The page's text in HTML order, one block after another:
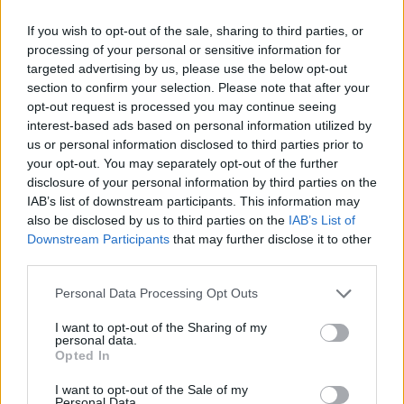
If you wish to opt-out of the sale, sharing to third parties, or
processing of your personal or sensitive information for
targeted advertising by us, please use the below opt-out
section to confirm your selection. Please note that after your
opt-out request is processed you may continue seeing
interest-based ads based on personal information utilized by
us or personal information disclosed to third parties prior to
your opt-out. You may separately opt-out of the further
disclosure of your personal information by third parties on the
IAB’s list of downstream participants. This information may
also be disclosed by us to third parties on the IAB’s List of
Downstream Participants that may further disclose it to other
Please note that this website/app uses one or more Google
not limited to your visit or usage behaviour. You may click to
grant or deny consent to Google and its third-party tags to
use your data for below specified purposes in below Google
consent section.
Personal Data Processing Opt Outs
I want to opt-out of the Sharing of my
personal data.
Opted In
I want to opt-out of the Sale of my
A KIADVÁNY
Túl azon, hogy a borító és a menü is gusztustalanul
nyálas (inkább passzol az Alkonyathoz, aminek a
címét pedig nagyon-nagyon nem akartam leírni
ebben a cikkben), nem lehet panaszunk a DVD-re. A
kép szép, tiszta, éles, ami pedig a hangot illeti, az
5.1-es és DTS angol sávot mellett választhatunk
(surround) magyar szinkront is – persze jobb, ha
nem tesszük, mert sem hangzásában, sem színészi
teljesítményében nem mérhető az eredetihez.